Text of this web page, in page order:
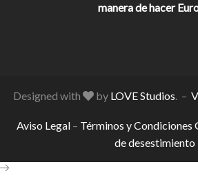
manera de hacer
Designed with by LOVE Studios . –
Aviso Legal – Términos y Condiciones
de desestimiento